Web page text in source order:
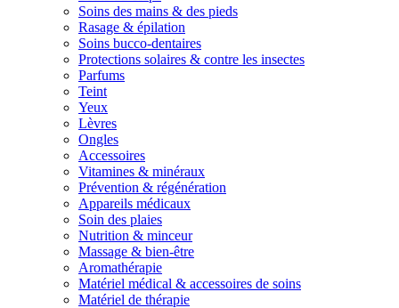
Soins des mains & des pieds
Rasage & épilation
Soins bucco-dentaires
Protections solaires & contre les insectes
Parfums
Teint
Yeux
Lèvres
Ongles
Accessoires
Vitamines & minéraux
Prévention & régénération
Appareils médicaux
Soin des plaies
Nutrition & minceur
Massage & bien-être
Aromathérapie
Matériel médical & accessoires de soins
Matériel de thérapie